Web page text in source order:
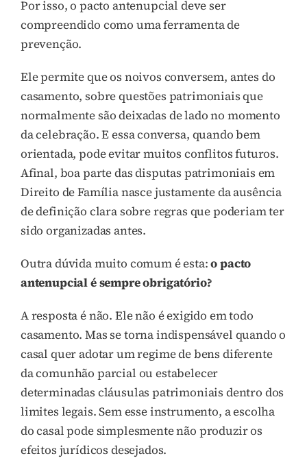
Por isso, o pacto antenupcial deve ser
compreendido como uma ferramenta de
prevenção.
Ele permite que os noivos conversem, antes do
casamento, sobre questões patrimoniais que
normalmente são deixadas de lado no momento
da celebração. E essa conversa, quando bem
orientada, pode evitar muitos conflitos futuros.
Afinal, boa parte das disputas patrimoniais em
Direito de Família nasce justamente da ausência
de definição clara sobre regras que poderiam ter
sido organizadas antes.
Outra dúvida muito comum é esta:o pacto
antenupcial é sempre obrigatório?
A resposta é não. Ele não é exigido em todo
casamento. Mas se torna indispensável quando o
casal quer adotar um regime de bens diferente
da comunhão parcial ou estabelecer
determinadas cláusulas patrimoniais dentro dos
limites legais. Sem esse instrumento, a escolha
do casal pode simplesmente não produzir os
efeitos jurídicos desejados.